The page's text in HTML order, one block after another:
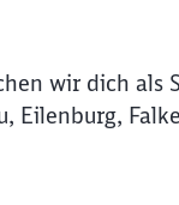
wir dich
Eilenburg,